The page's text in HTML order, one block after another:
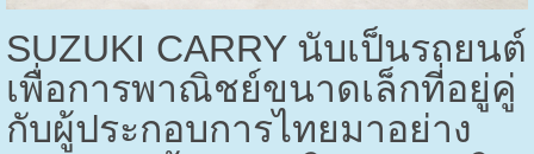
SUZUKI CARRY นับเป็นรถยนต์
เพื่อการพาณิชย์ขนาดเล็กที่อยู่คู่
กับผู้ประกอบการไทยมาอย่าง